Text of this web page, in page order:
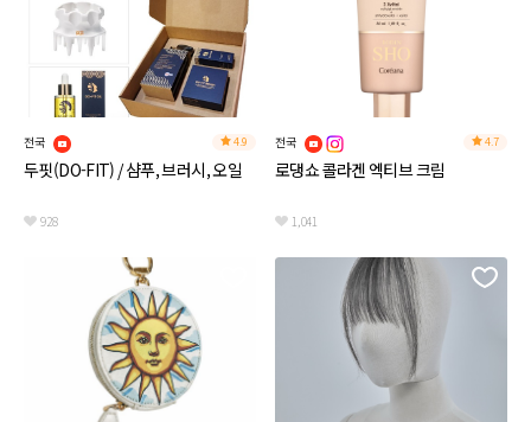
전국 4.9
두핏(DO-FIT) / 샴푸, 브러시, 오일
928
전국 4.7
로댕쇼 콜라겐 엑티브 크림
1,041